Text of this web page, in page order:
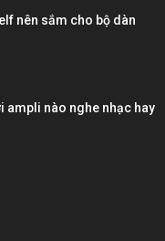
nên sắm cho bộ dàn
ampli nào nghe nhạc hay